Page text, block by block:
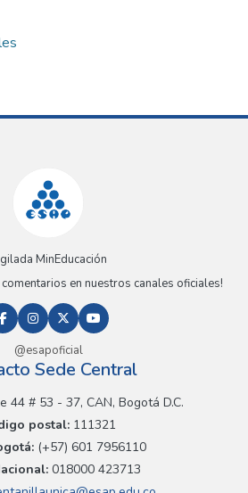
MinEducación
comentarios en nuestros canales oficiales!
@esapoficial
Sede Central
44 # 53 - 37, CAN, Bogotá D.C.
postal: 111321
(+57) 601 7956110
018000 423713